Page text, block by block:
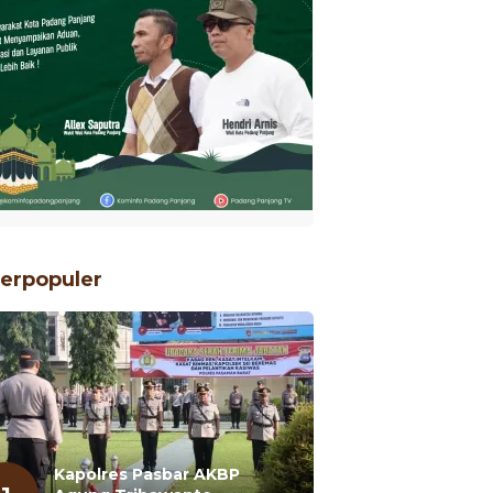
Kapolres Pasbar AKBP